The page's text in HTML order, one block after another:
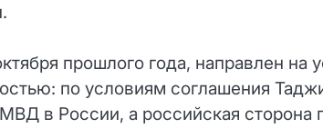
прошлого года, направлен на
по условиям соглашения
в России, а российская сторона